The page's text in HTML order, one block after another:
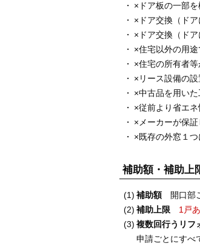
×ドア板の一部
×ドア交換（ド
×ドア交換（ド
×住宅以外の用
×住宅の所有者
×リース設備の
×中古品を用いた
×従前より省エ
×メーカーが保
×既存の外窓１
補助額・補助上
補助額開口部ご
補助上限
1戸
複数回行うリフ
申請ごとにすべ